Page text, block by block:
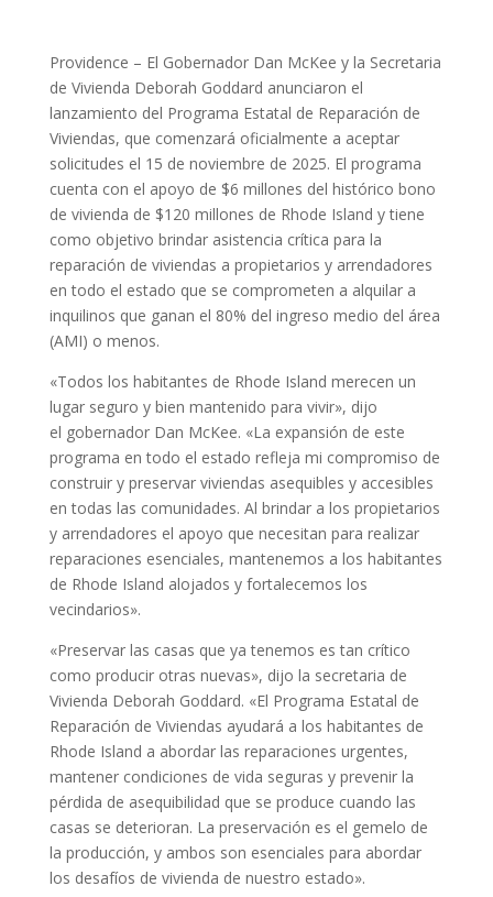
Providence – El Gobernador Dan McKee y la Secretaria
de Vivienda Deborah Goddard anunciaron el
lanzamiento del Programa Estatal de Reparación de
Viviendas, que comenzará oficialmente a aceptar
solicitudes el 15 de noviembre de 2025. El programa
cuenta con el apoyo de $6 millones del histórico bono
de vivienda de $120 millones de Rhode Island y tiene
como objetivo brindar asistencia crítica para la
reparación de viviendas a propietarios y arrendadores
en todo el estado que se comprometen a alquilar a
inquilinos que ganan el 80% del ingreso medio del área
(AMI) o menos.
«Todos los habitantes de Rhode Island merecen un
lugar seguro y bien mantenido para vivir», dijo
el gobernador Dan McKee. «La expansión de este
programa en todo el estado refleja mi compromiso de
construir y preservar viviendas asequibles y accesibles
en todas las comunidades. Al brindar a los propietarios
y arrendadores el apoyo que necesitan para realizar
reparaciones esenciales, mantenemos a los habitantes
de Rhode Island alojados y fortalecemos los
vecindarios».
«Preservar las casas que ya tenemos es tan crítico
como producir otras nuevas», dijo la secretaria de
Vivienda Deborah Goddard. «El Programa Estatal de
Reparación de Viviendas ayudará a los habitantes de
Rhode Island a abordar las reparaciones urgentes,
mantener condiciones de vida seguras y prevenir la
pérdida de asequibilidad que se produce cuando las
casas se deterioran. La preservación es el gemelo de
la producción, y ambos son esenciales para abordar
los desafíos de vivienda de nuestro estado».